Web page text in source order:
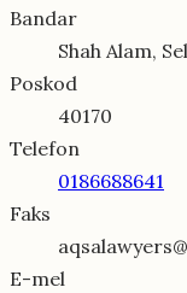
Bandar
Shah Alam,
Poskod
40170
Telefon
0186688641
Faks
E-mel